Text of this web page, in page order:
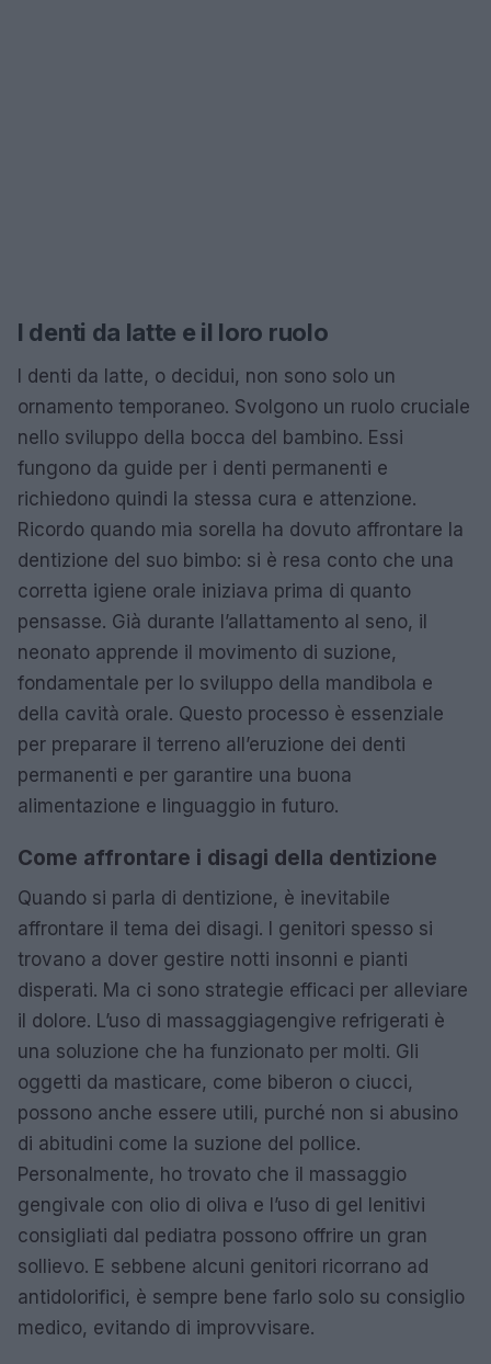
I denti da latte e il loro ruolo
I denti da latte, o decidui, non sono solo un
ornamento temporaneo. Svolgono un ruolo cruciale
nello sviluppo della bocca del bambino. Essi
fungono da guide per i denti permanenti e
richiedono quindi la stessa cura e attenzione.
Ricordo quando mia sorella ha dovuto affrontare la
dentizione del suo bimbo: si è resa conto che una
corretta igiene orale iniziava prima di quanto
pensasse. Già durante l’allattamento al seno, il
neonato apprende il movimento di suzione,
fondamentale per lo sviluppo della mandibola e
della cavità orale. Questo processo è essenziale
per preparare il terreno all’eruzione dei denti
permanenti e per garantire una buona
alimentazione e linguaggio in futuro.
Come affrontare i disagi della dentizione
Quando si parla di dentizione, è inevitabile
affrontare il tema dei disagi. I genitori spesso si
trovano a dover gestire notti insonni e pianti
disperati. Ma ci sono strategie efficaci per alleviare
il dolore. L’uso di massaggiagengive refrigerati è
una soluzione che ha funzionato per molti. Gli
oggetti da masticare, come biberon o ciucci,
possono anche essere utili, purché non si abusino
di abitudini come la suzione del pollice.
Personalmente, ho trovato che il massaggio
gengivale con olio di oliva e l’uso di gel lenitivi
consigliati dal pediatra possono offrire un gran
sollievo. E sebbene alcuni genitori ricorrano ad
antidolorifici, è sempre bene farlo solo su consiglio
medico, evitando di improvvisare.